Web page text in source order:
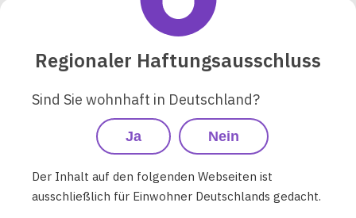
Abdeckung.
Uns ist bewusst, dass dies Ihre
Anwendererfahrung beeinträchtigen kann, und
wir stehen Ihnen mit Rat und Tat zur Seite. Wir
Auslieferung des aktualisierten Omnipod
DASH® PDM beginnen.
Wenn Sie Fragen zu den Informationen in
dieser Sicherheitsanweisung haben, lesen Sie
Regionaler Haftungsausschluss
Sind Sie wohnhaft in Deutschland?
Ja Nein
Der Inhalt auf den folgenden Webseiten ist
ausschließlich für Einwohner Deutschlands gedacht.